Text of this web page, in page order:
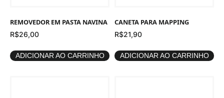
REMOVEDOR EM PASTA NAVINA
R$26,00
ADICIONAR AO CARRINHO
CANETA PARA MAPPING
R$21,90
ADICIONAR AO CARRINHO